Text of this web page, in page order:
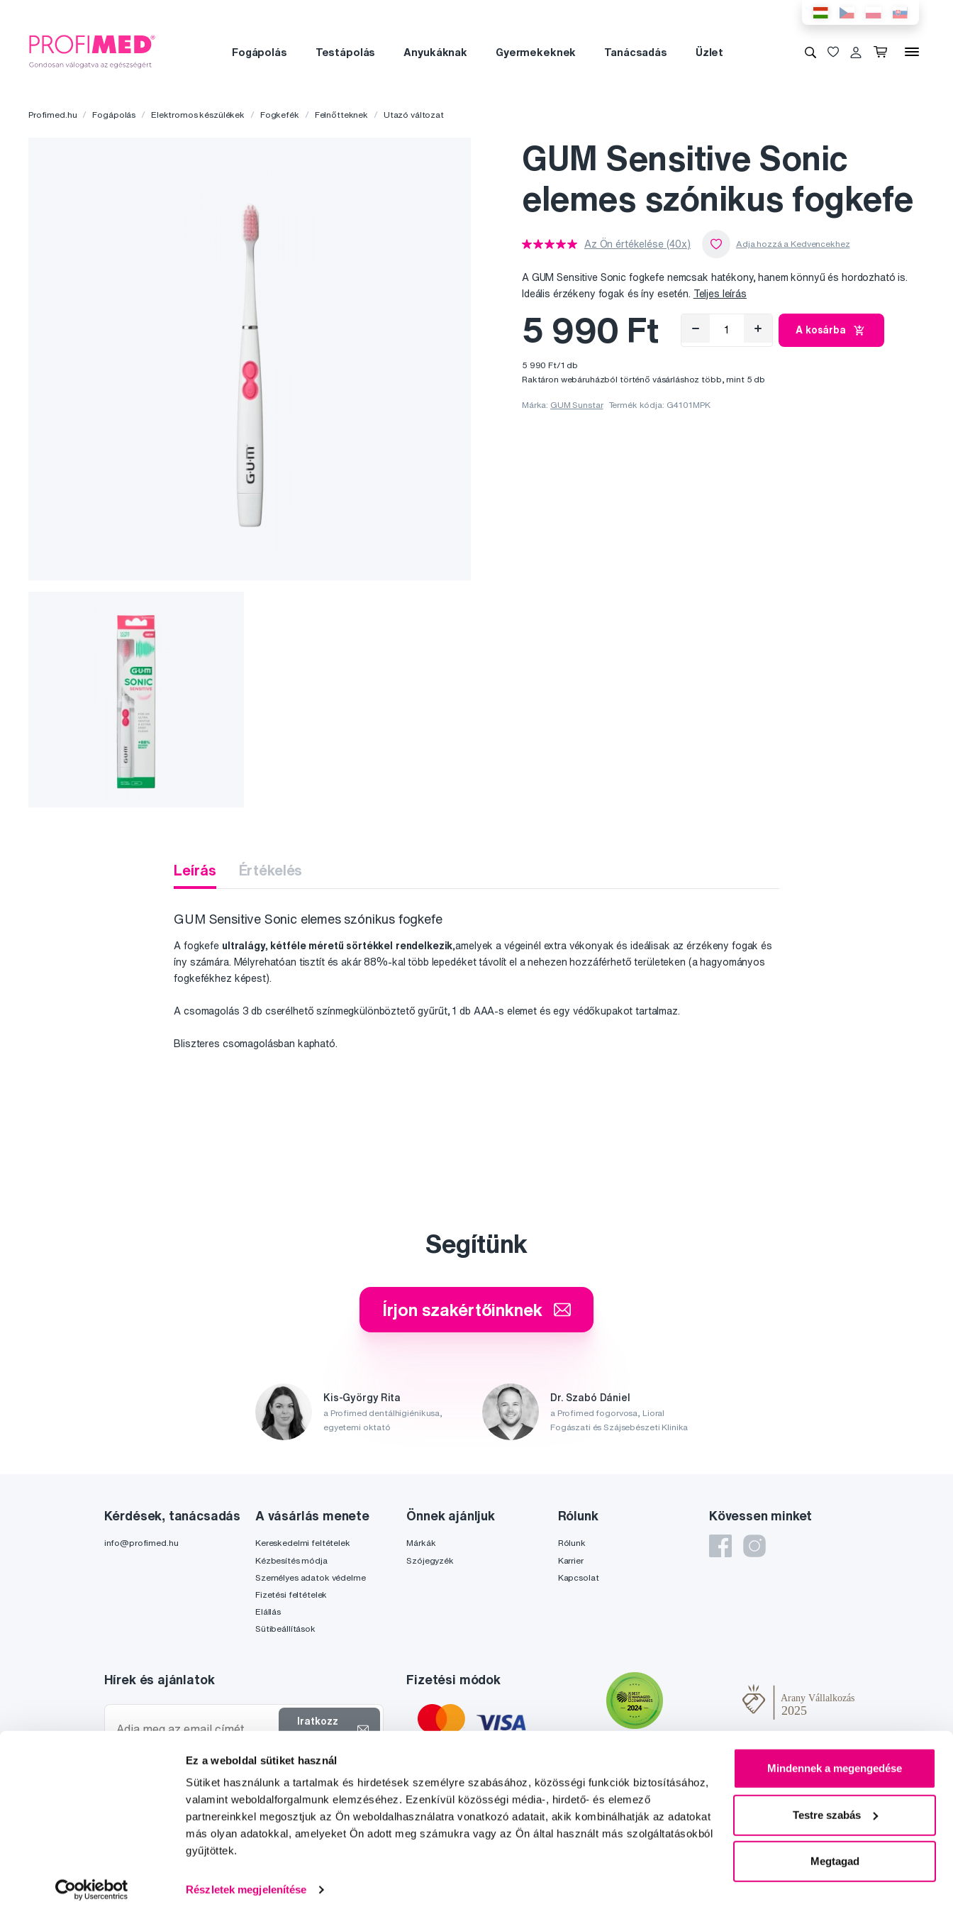
Ez a weboldal sütiket használ
Sütiket használunk a tartalmak és hirdetések személyre szabásához, közösségi funkciók biztosításához,
valamint weboldalforgalmunk elemzéséhez. Ezenkívül közösségi média-, hirdető- és elemező
partnereinkkel megosztjuk az Ön weboldalhasználatra vonatkozó adatait, akik kombinálhatják az adatokat
más olyan adatokkal, amelyeket Ön adott meg számukra vagy az Ön által használt más szolgáltatásokból
gyűjtöttek.
Részletek megjelenítése
Mindennek a megengedése
Testre szabás
Megtagad
Fogápolás Testápolás Anyukáknak Gyermekeknek Tanácsadás Üzlet
Profimed.hu Fogápolás Elektromos készülékek Fogkefék Felnőtteknek Utazó változat
GUM Sensitive Sonic
elemes szónikus fogkefe
Az Ön értékelése (40x)
A GUM Sensitive Sonic fogkefe nemcsak hatékony, hanem könnyű és hordozható is.
Ideális érzékeny fogak és íny esetén. Teljes leírás
5 990 Ft A kosárba
5 990 Ft/1 db
Raktáron webáruházból történő vásárláshoz több, mint 5 db
Márka: GUM Sunstar Termék kódja: G4101MPK
Leírás Értékelés
GUM Sensitive Sonic elemes szónikus fogkefe
A fogkefe ultralágy, kétféle méretű sörtékkel rendelkezik,amelyek a végeinél extra vékonyak és ideálisak az érzékeny fogak és
íny számára. Mélyrehatóan tisztít és akár 88%-kal több lepedéket távolít el a nehezen hozzáférhető területeken (a hagyományos
fogkefékhez képest).
A csomagolás 3 db cserélhető színmegkülönböztető gyűrűt, 1 db AAA-s elemet és egy védőkupakot tartalmaz.
Bliszteres csomagolásban kapható.
Segítünk
Írjon szakértőinknek
Kis-György Rita
a Profimed dentálhigiénikusa,
egyetemi oktató
Dr. Szabó Dániel
a Profimed fogorvosa, Lioral
Fogászati és Szájsebészeti Klinika
Kövessen minket
Kérdések, tanácsadás
info@profimed.hu
A vásárlás menete
Kereskedelmi feltételek
Kézbesítés módja
Személyes adatok védelme
Fizetési feltételek
Elállás
Sütibeállítások
Önnek ajánljuk
Márkák
Szójegyzék
Rólunk
Rólunk
Karrier
Kapcsolat
Hírek és ajánlatok
Iratkozz
Szeretnék tájékoztatást kapni a hírekről és ajánlatokról és
egyetértek a személyes
adataim feldolgozásával
Fizetési módok